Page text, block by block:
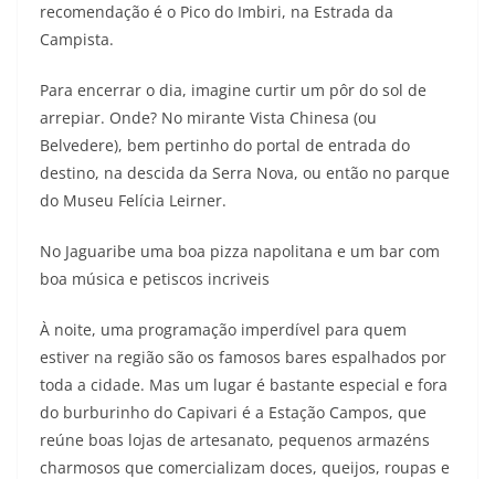
recomendação é o Pico do Imbiri, na Estrada da
Campista.
Para encerrar o dia, imagine curtir um pôr do sol de
arrepiar. Onde? No mirante Vista Chinesa (ou
Belvedere), bem pertinho do portal de entrada do
destino, na descida da Serra Nova, ou então no parque
do Museu Felícia Leirner.
No Jaguaribe uma boa pizza napolitana e um bar com
boa música e petiscos incriveis
À noite, uma programação imperdível para quem
estiver na região são os famosos bares espalhados por
toda a cidade. Mas um lugar é bastante especial e fora
do burburinho do Capivari é a Estação Campos, que
reúne boas lojas de artesanato, pequenos armazéns
charmosos que comercializam doces, queijos, roupas e